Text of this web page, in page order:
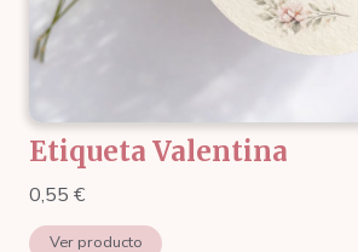
Etiqueta Valentina
0,55 €
Ver producto